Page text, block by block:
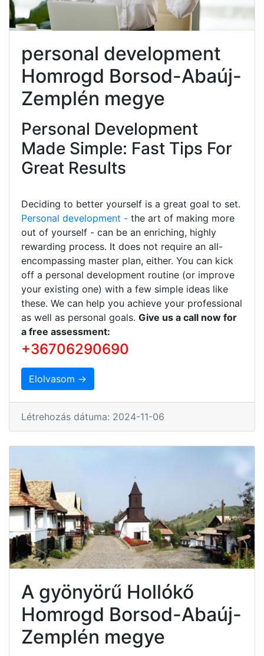
personal development
Homrogd Borsod-Abaúj-
Zemplén megye
Personal Development
Made Simple: Fast Tips For
Great Results
Deciding to better yourself is a great goal to set.
Personal development - the art of making more
out of yourself - can be an enriching, highly
rewarding process. It does not require an all-
encompassing master plan, either. You can kick
off a personal development routine (or improve
your existing one) with a few simple ideas like
these. We can help you achieve your professional
as well as personal goals. Give us a call now for
a free assessment:
+36706290690
Elolvasom →
Létrehozás dátuma: 2024-11-06
A gyönyörű Hollókő
Homrogd Borsod-Abaúj-
Zemplén megye